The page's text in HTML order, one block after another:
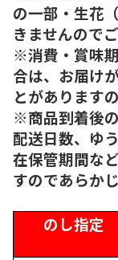
の一部・生花
きませんので
※消費・賞味
合は、お届け
とがあります
※商品到着後
配送日数、ゆ
在保管期間な
すのであらか
のし指定